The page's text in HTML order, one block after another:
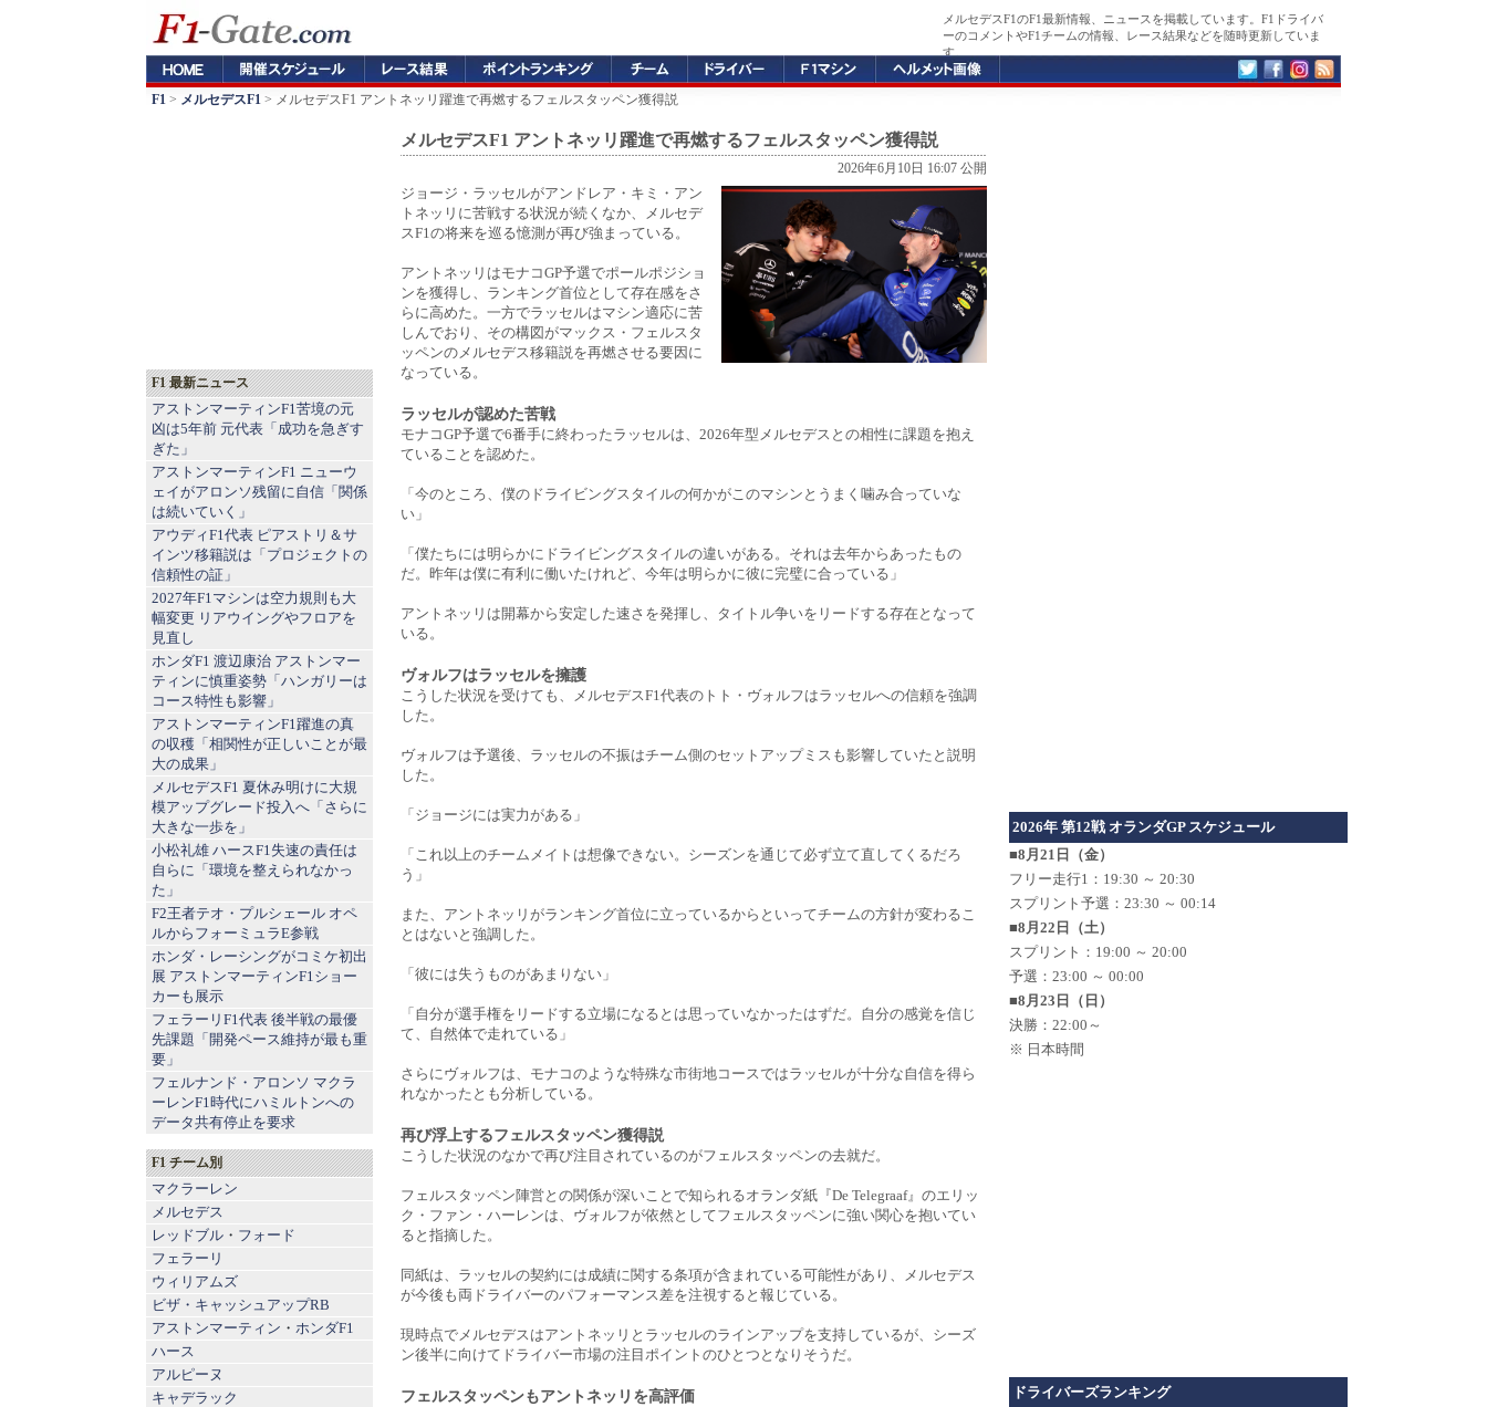
メルセデスF1のF1最新情報、ニュースを掲載しています。F1ドライバ
ーのコメントやF1チームの情報、レース結果などを随時更新していま
す。
F1 > メルセデスF1 > メルセデスF1 アントネッリ躍進で再燃するフェルスタッペン獲得説
メルセデスF1 アントネッリ躍進で再燃するフェルスタッペン獲得説
2026年6月10日 16:07 公開
ジョージ・ラッセルがアンドレア・キミ・アン
トネッリに苦戦する状況が続くなか、メルセデ
スF1の将来を巡る憶測が再び強まっている。
アントネッリはモナコGP予選でポールポジショ
ンを獲得し、ランキング首位として存在感をさ
らに高めた。一方でラッセルはマシン適応に苦
しんでおり、その構図がマックス・フェルスタ
ッペンのメルセデス移籍説を再燃させる要因に
なっている。
ラッセルが認めた苦戦
モナコGP予選で6番手に終わったラッセルは、2026年型メルセデスとの相性に課題を抱え
ていることを認めた。
「今のところ、僕のドライビングスタイルの何かがこのマシンとうまく噛み合っていな
い」
「僕たちには明らかにドライビングスタイルの違いがある。それは去年からあったもの
だ。昨年は僕に有利に働いたけれど、今年は明らかに彼に完璧に合っている」
アントネッリは開幕から安定した速さを発揮し、タイトル争いをリードする存在となって
いる。
ヴォルフはラッセルを擁護
こうした状況を受けても、メルセデスF1代表のトト・ヴォルフはラッセルへの信頼を強調
した。
ヴォルフは予選後、ラッセルの不振はチーム側のセットアップミスも影響していたと説明
した。
「ジョージには実力がある」
「これ以上のチームメイトは想像できない。シーズンを通じて必ず立て直してくるだろ
う」
また、アントネッリがランキング首位に立っているからといってチームの方針が変わるこ
とはないと強調した。
「彼には失うものがあまりない」
「自分が選手権をリードする立場になるとは思っていなかったはずだ。自分の感覚を信じ
て、自然体で走れている」
さらにヴォルフは、モナコのような特殊な市街地コースではラッセルが十分な自信を得ら
れなかったとも分析している。
再び浮上するフェルスタッペン獲得説
こうした状況のなかで再び注目されているのがフェルスタッペンの去就だ。
フェルスタッペン陣営との関係が深いことで知られるオランダ紙『De Telegraaf』のエリッ
ク・ファン・ハーレンは、ヴォルフが依然としてフェルスタッペンに強い関心を抱いてい
ると指摘した。
同紙は、ラッセルの契約には成績に関する条項が含まれている可能性があり、メルセデス
が今後も両ドライバーのパフォーマンス差を注視すると報じている。
現時点でメルセデスはアントネッリとラッセルのラインアップを支持しているが、シーズ
ン後半に向けてドライバー市場の注目ポイントのひとつとなりそうだ。
フェルスタッペンもアントネッリを高評価
F1 最新ニュース
アストンマーティンF1苦境の元
凶は5年前 元代表「成功を急ぎす
ぎた」
アストンマーティンF1 ニューウ
ェイがアロンソ残留に自信「関係
は続いていく」
アウディF1代表 ピアストリ＆サ
インツ移籍説は「プロジェクトの
信頼性の証」
2027年F1マシンは空力規則も大
幅変更 リアウイングやフロアを
見直し
ホンダF1 渡辺康治 アストンマー
ティンに慎重姿勢「ハンガリーは
コース特性も影響」
アストンマーティンF1躍進の真
の収穫「相関性が正しいことが最
大の成果」
メルセデスF1 夏休み明けに大規
模アップグレード投入へ「さらに
大きな一歩を」
小松礼雄 ハースF1失速の責任は
自らに「環境を整えられなかっ
た」
F2王者テオ・プルシェール オペ
ルからフォーミュラE参戦
ホンダ・レーシングがコミケ初出
展 アストンマーティンF1ショー
カーも展示
フェラーリF1代表 後半戦の最優
先課題「開発ペース維持が最も重
要」
フェルナンド・アロンソ マクラ
ーレンF1時代にハミルトンへの
データ共有停止を要求
F1 チーム別
マクラーレン
メルセデス
レッドブル ・ フォード
フェラーリ
ウィリアムズ
ビザ・キャッシュアップRB
アストンマーティン ・ ホンダF1
ハース
アルピーヌ
キャデラック
2026年 第12戦 オランダGP スケジュール
■8月21日（金）
フリー走行1：19:30 ～ 20:30
スプリント予選：23:30 ～ 00:14
■8月22日（土）
スプリント：19:00 ～ 20:00
予選：23:00 ～ 00:00
■8月23日（日）
決勝：22:00～
※ 日本時間
ドライバーズランキング